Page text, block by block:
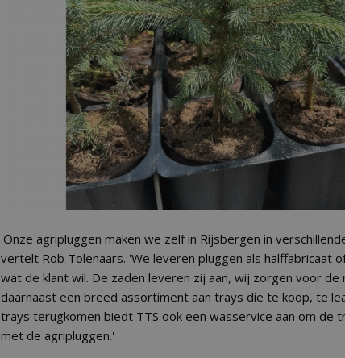
'Onze agripluggen maken we zelf in Rijsbergen in
vertelt Rob Tolenaars. 'We leveren pluggen als halffabricaat
wat de klant wil. De zaden leveren zij aan, wij zorgen voor
daarnaast een breed assortiment aan trays die te koop, te
trays terugkomen biedt TTS ook een wasservice aan om de
met de agripluggen.'